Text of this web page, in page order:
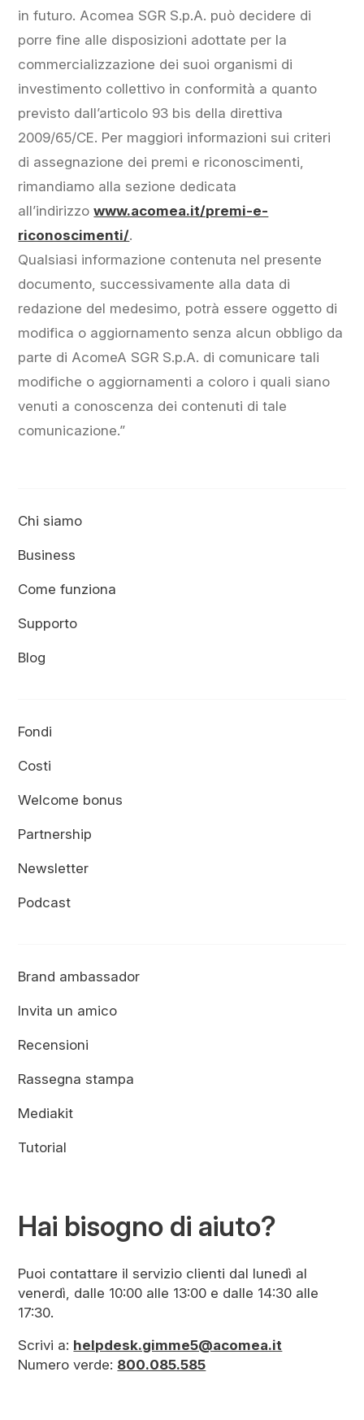
in futuro. Acomea SGR S.p.A. può decidere di
porre fine alle disposizioni adottate per la
commercializzazione dei suoi organismi di
investimento collettivo in conformità a quanto
previsto dall’articolo 93 bis della direttiva
2009/65/CE. Per maggiori informazioni sui criteri
di assegnazione dei premi e riconoscimenti,
rimandiamo alla sezione dedicata
all’indirizzowww.acomea.it/premi-e-
riconoscimenti/.
Qualsiasi informazione contenuta nel presente
documento, successivamente alla data di
redazione del medesimo, potrà essere oggetto di
modifica o aggiornamento senza alcun obbligo da
parte di AcomeA SGR S.p.A. di comunicare tali
modifiche o aggiornamenti a coloro i quali siano
venuti a conoscenza dei contenuti di tale
comunicazione.”
Chi siamo
Business
Come funziona
Supporto
Blog
Fondi
Costi
Welcome bonus
Partnership
Newsletter
Podcast
Brand ambassador
Invita un amico
Recensioni
Rassegna stampa
Mediakit
Tutorial
Hai bisogno di aiuto?
Puoi contattare il servizio clienti dal lunedì al
venerdì, dalle 10:00 alle 13:00 e dalle 14:30 alle
17:30.
Scrivi a: helpdesk.gimme5@acomea.it
Numero verde: 800.085.585